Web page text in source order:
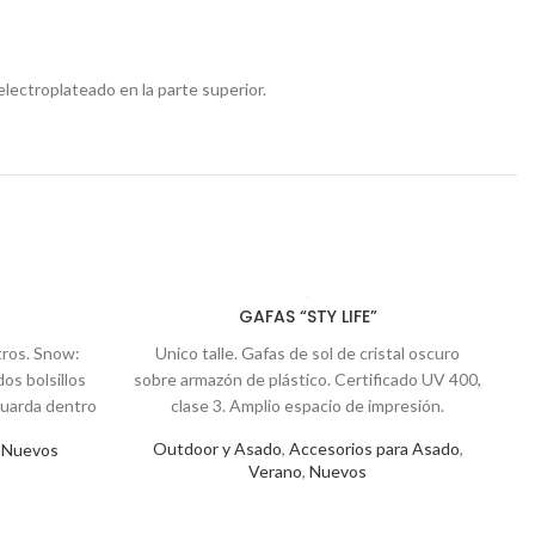
en la parte superior.
Nuevos
Snow:
bolsillos
dentro
y porta
GAFAS “STY LIFE”
Outdoor y Asado, Accesorios para Asado,
Verano, Nuevos
Unico talle. Gafas de sol de cristal oscuro
sobre armazón de plástico. Certificado UV 400,
clase 3. Amplio espacio de impresión.